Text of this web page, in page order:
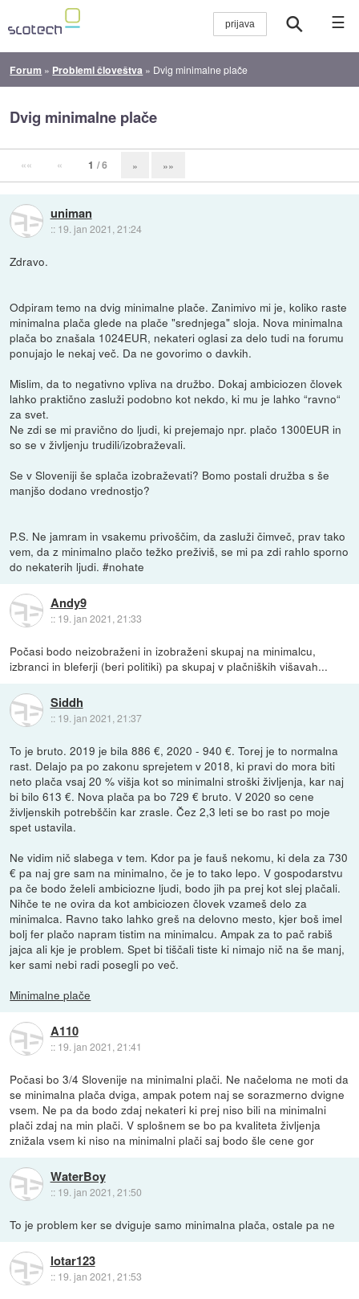
☰
Forum » Problemi človeštva » Dvig minimalne plače
Dvig minimalne plače
«« « 1 / 6 » »»
uniman
:: 19. jan 2021, 21:24
Zdravo.
Odpiram temo na dvig minimalne plače. Zanimivo mi je, koliko raste
minimalna plača glede na plače "srednjega" sloja. Nova minimalna
plača bo znašala 1024EUR, nekateri oglasi za delo tudi na forumu
ponujajo le nekaj več. Da ne govorimo o davkih.
Mislim, da to negativno vpliva na družbo. Dokaj ambiciozen človek
lahko praktično zasluži podobno kot nekdo, ki mu je lahko “ravno“
za svet.
Ne zdi se mi pravično do ljudi, ki prejemajo npr. plačo 1300EUR in
so se v življenju trudili/izobraževali.
Se v Sloveniji še splača izobraževati? Bomo postali družba s še
manjšo dodano vrednostjo?
P.S. Ne jamram in vsakemu privoščim, da zasluži čimveč, prav tako
vem, da z minimalno plačo težko preživiš, se mi pa zdi rahlo sporno
do nekaterih ljudi. #nohate
Andy9
:: 19. jan 2021, 21:33
Počasi bodo neizobraženi in izobraženi skupaj na minimalcu,
izbranci in bleferji (beri politiki) pa skupaj v plačniških višavah...
Siddh
:: 19. jan 2021, 21:37
To je bruto. 2019 je bila 886 €, 2020 - 940 €. Torej je to normalna
rast. Delajo pa po zakonu sprejetem v 2018, ki pravi do mora biti
neto plača vsaj 20 % višja kot so minimalni stroški življenja, kar naj
bi bilo 613 €. Nova plača pa bo 729 € bruto. V 2020 so cene
življenskih potrebščin kar zrasle. Čez 2,3 leti se bo rast po moje
spet ustavila.
Ne vidim nič slabega v tem. Kdor pa je fauš nekomu, ki dela za 730
€ pa naj gre sam na minimalno, če je to tako lepo. V gospodarstvu
pa če bodo želeli ambiciozne ljudi, bodo jih pa prej kot slej plačali.
Nihče te ne ovira da kot ambiciozen človek vzameš delo za
minimalca. Ravno tako lahko greš na delovno mesto, kjer boš imel
bolj fer plačo napram tistim na minimalcu. Ampak za to pač rabiš
jajca ali kje je problem. Spet bi tiščali tiste ki nimajo nič na še manj,
ker sami nebi radi posegli po več.
Minimalne plače
A110
:: 19. jan 2021, 21:41
Počasi bo 3/4 Slovenije na minimalni plači. Ne načeloma ne moti da
se minimalna plača dviga, ampak potem naj se sorazmerno dvigne
vsem. Ne pa da bodo zdaj nekateri ki prej niso bili na minimalni
plači zdaj na min plači. V splošnem se bo pa kvaliteta življenja
znižala vsem ki niso na minimalni plači saj bodo šle cene gor
WaterBoy
:: 19. jan 2021, 21:50
To je problem ker se dviguje samo minimalna plača, ostale pa ne
lotar123
:: 19. jan 2021, 21:53